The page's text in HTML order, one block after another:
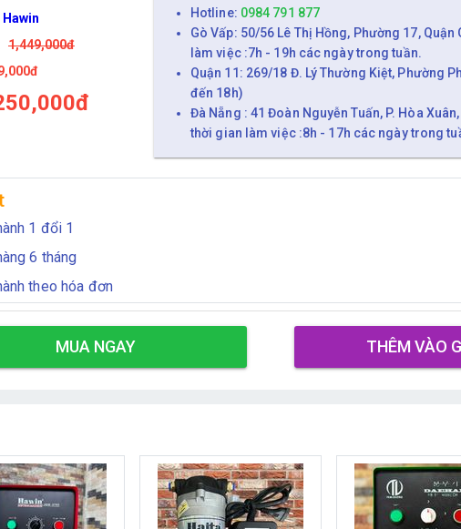
Hawin
1,449,000đ
Hotline: 0984 791 877
Gò Vấp: 50/56 Lê Thị Hồng, Phường 17, Quận
làm việc :7h - 19h các ngày trong tuần.
Quận 11: 269/18 Đ. Lý Thường Kiệt, Phường
đến 18h)
Đà Nẵng : 41 Đoàn Nguyễn Tuấn, P. Hòa
thời gian làm việc :8h - 17h các ngày trong
1 đổi 1
6 tháng
theo hóa đơn
MUA NGAY THÊM VÀO